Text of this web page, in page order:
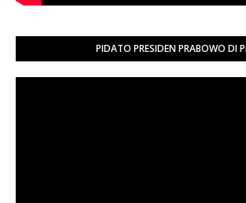
PIDATO PRESIDEN PRABOWO DI